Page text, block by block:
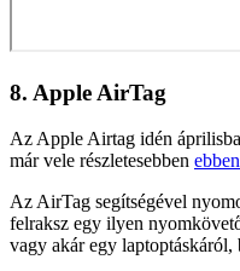
8. Apple AirTag
Az Apple Airtag idén
már vele részletesebben
Az AirTag segítségével
felraksz egy ilyen
vagy akár egy laptoptáskáról,